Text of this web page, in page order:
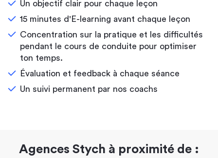
Un objectif clair pour chaque leçon
15 minutes d'E-learning avant chaque leçon
Concentration sur la pratique et les difficultés
pendant le cours de conduite pour optimiser
ton temps.
Évaluation et feedback à chaque séance
Un suivi permanent par nos coachs
Agences Stych à proximité de :